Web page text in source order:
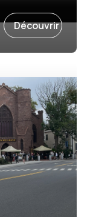
8 octobre 2027
Découvrir